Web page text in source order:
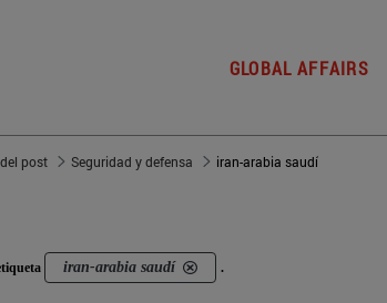
GLOBAL AFFAIRS
post Seguridad y defensa iran-arabia saudí
iran-arabia saudí .